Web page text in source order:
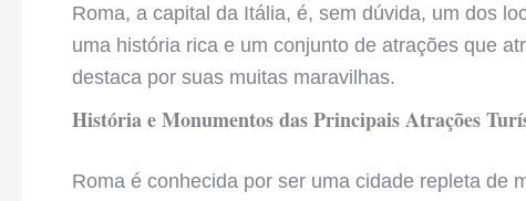
Roma, a capital da Itália, é, sem dúvida, um dos
uma história rica e um conjunto de atrações que
destaca por suas muitas maravilhas.
História e Monumentos das Principais Atrações
Roma é conhecida por ser uma cidade repleta de